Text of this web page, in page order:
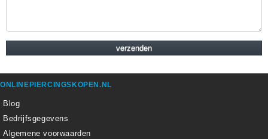
ONLINEPIERCINGSKOPEN.NL
Blog
Bedrijfsgegevens
Algemene voorwaarden